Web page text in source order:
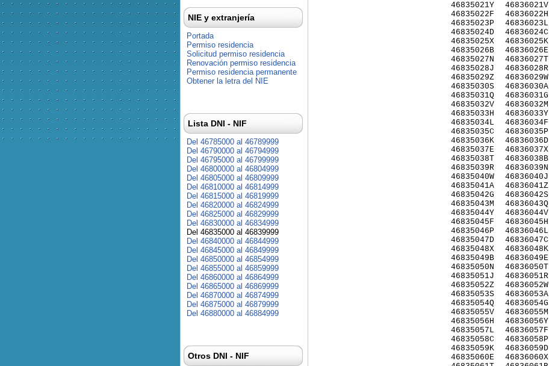
46835021Y
46835022F
46835023P
46835024D
46835025X
46835026B
46835027N
46835028J
46835029Z
46835030S
46835031Q
46835032V
46835033H
46835034L
46835035C
46835036K
46835037E
46835038T
46835039R
46835040W
46835041A
46835042G
46835043M
46835044Y
46835045F
46835046P
46835047D
46835048X
46835049B
46835050N
46835051J
46835052Z
46835053S
46835054Q
46835055V
46835056H
46835057L
46835058C
46835059K
46835060E
46836021V
46836022H
46836023L
46836024C
46836025K
46836026E
46836027T
46836028R
46836029W
46836030A
46836031G
46836032M
46836033Y
46836034F
46836035P
46836036D
46836037X
46836038B
46836039N
46836040J
46836041Z
46836042S
46836043Q
46836044V
46836045H
46836046L
46836047C
46836048K
46836049E
46836050T
46836051R
46836052W
46836053A
46836054G
46836055M
46836056Y
46836057F
46836058P
46836059D
46836060X
NIE y extranjería
Portada
Permiso residencia
Solicitud permiso residencia
Renovación permiso residencia
Permiso residencia permanente
Obtener la letra del NIE
Lista DNI - NIF
Del 46785000 al 46789999
Del 46790000 al 46794999
Del 46795000 al 46799999
Del 46800000 al 46804999
Del 46805000 al 46809999
Del 46810000 al 46814999
Del 46815000 al 46819999
Del 46820000 al 46824999
Del 46825000 al 46829999
Del 46830000 al 46834999
Del 46835000 al 46839999
Del 46840000 al 46844999
Del 46845000 al 46849999
Del 46850000 al 46854999
Del 46855000 al 46859999
Del 46860000 al 46864999
Del 46865000 al 46869999
Del 46870000 al 46874999
Del 46875000 al 46879999
Del 46880000 al 46884999
Otros DNI - NIF